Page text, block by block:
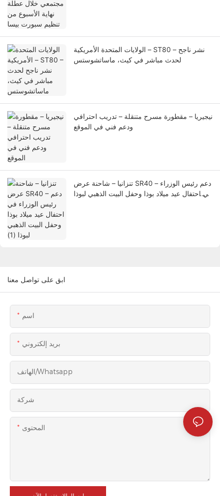
الولايات المتحدة الأمريكية – ST80 – نشر ناجح
لحدث مباشر في كيث، ماساتشوستس
نيجيريا – مقطورة مسرح متنقلة – تدريب احترافي
ودعم فني في الموقع
تنزانيا – شاحنة عرض SR40 – دعم رئيس الوزراء
في احتفال عيد ميلاد بوذا وحفل البيت الذهبي لبوذا
ابق على تواصل معنا
اسم
بريد إلكتروني
الهاتف/whatsapp
شركة
المحتوى